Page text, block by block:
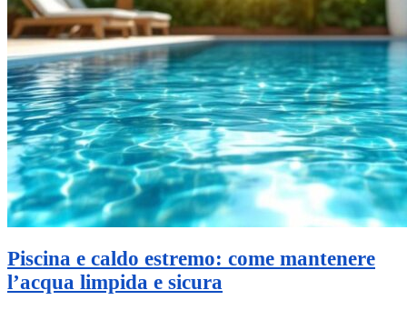
Piscina e caldo estremo: come mantenere
l’acqua limpida e sicura